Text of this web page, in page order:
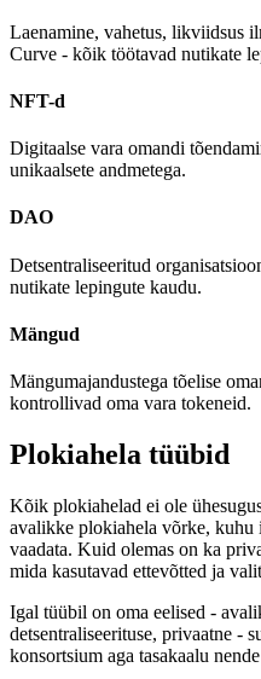
Laenamine, vahetus, likviidsus
Curve - kõik töötavad nutikate
NFT-d
Digitaalse vara omandi
unikaalsete andmetega.
DAO
Detsentraliseeritud
nutikate lepingute kaudu.
Mängud
Mängumajandustega tõelise
kontrollivad oma vara tokeneid.
Plokiahela tüübid
Kõik plokiahelad ei ole
avalikke plokiahela võrke,
vaadata. Kuid olemas on ka
mida kasutavad ettevõtted ja
Igal tüübil on oma eelised -
detsentraliseerituse, privaatne -
konsortsium aga tasakaalu